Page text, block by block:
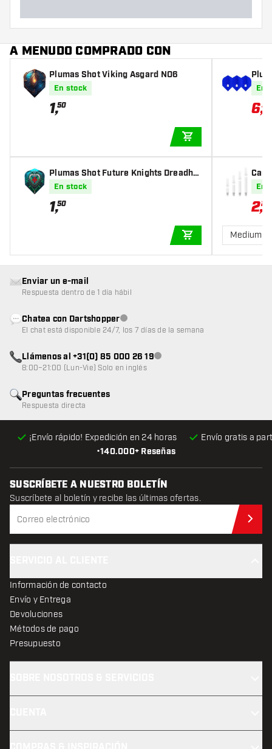
A MENUDO COMPRADO CON
Plumas Shot Viking Asgard NO6
En stock
1,50
Plumas Shot Future Knights Dreadhe
art NO6
En stock
1,50
AÑADIR A LA
En
6,37
ky
En
2,20
Medium
•140.000+ Reseñas
¡Envío rápido! Expedición en 24 horas Envío gratis a
Preguntas frecuentes
Respuesta directa
Enviar un e-mail
Respuesta dentro de 1 día hábil
Chatea con DartshopperAtención al cliente no disponible
El chat está disponible 24/7, los 7 días de la semana
Llámenos al +31(0) 85 000 26 19Atención al cliente no disponible
8:00–21:00 (Lun-Vie) Solo en inglés
SUSCRÍBETE A NUESTRO BOLETÍN
Suscríbete al boletín y recibe las últimas ofertas.
Información de contacto
Envío y Entrega
Devoluciones
Métodos de pago
Presupuesto